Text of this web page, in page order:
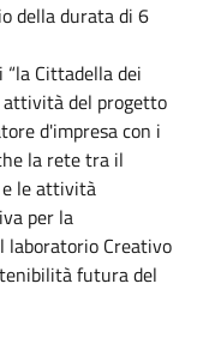
della durata di 6
Cittadella dei
attività del progetto
d'impresa con i
la rete tra il
e le attività
per la
Creativo
futura del